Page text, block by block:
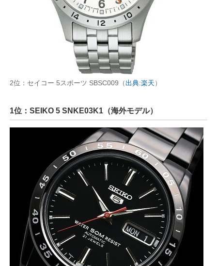
2位：セイコー 5スポーツ SBSC009（出典:楽天）
1位：SEIKO 5 SNKE03K1（海外モデル）